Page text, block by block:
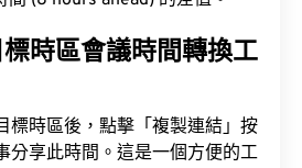
時區會議時間轉換工
標時區後，點擊「複製連結」按
分享此時間。這是一個方便的工